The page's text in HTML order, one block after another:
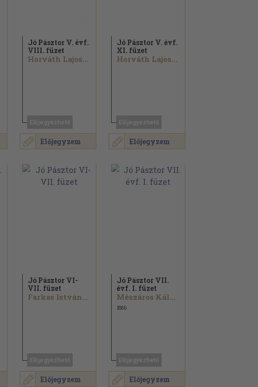
Előjegyzem
Jó Pásztor V. évf.
VIII. füzet
Horváth Lajos...
Előjegyzem
Jó Pásztor V. évf.
XI. füzet
Horváth Lajos...
Előjegyzem
Jó Pásztor VI-
VII. füzet
Farkas István...
Előjegyzem
Jó Pásztor VII.
évf. I. füzet
Mészáros Kálmán...
1886